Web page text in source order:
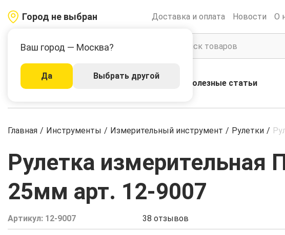
Город не выбран
Ваш город — Москва?
Да Выбрать другой
Доставка и оплата Новости О
Каталог Акции Полезные статьи
Главная / Инструменты / Измерительный инструмент / Рулетки /
Рулетка измерительная
25мм арт. 12-9007
Артикул: 12-9007 38 отзывов